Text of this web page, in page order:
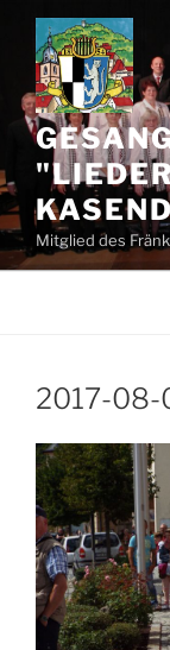
Zum
Inhalt
springen
Mitglied des
2017-